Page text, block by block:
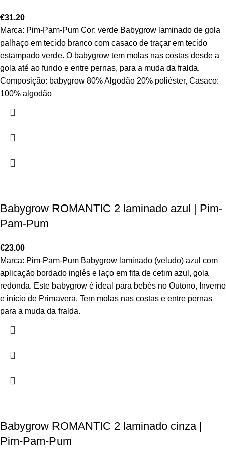
€31.20
Marca: Pim-Pam-Pum Cor: verde Babygrow laminado de gola
palhaço em tecido branco com casaco de traçar em tecido
estampado verde. O babygrow tem molas nas costas desde a
gola até ao fundo e entre pernas, para a muda da fralda.
Composição: babygrow 80% Algodão 20% poliéster, Casaco:
100% algodão
Babygrow ROMANTIC 2 laminado azul | Pim-
Pam-Pum
€23.00
Marca: Pim-Pam-Pum Babygrow laminado (veludo) azul com
aplicação bordado inglês e laço em fita de cetim azul, gola
redonda. Este babygrow é ideal para bebés no Outono, Inverno
e início de Primavera. Tem molas nas costas e entre pernas
para a muda da fralda.
Babygrow ROMANTIC 2 laminado cinza |
Pim-Pam-Pum